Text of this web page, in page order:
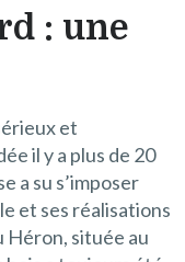
: une
et
il y a plus de 20
a su s’imposer
et ses réalisations
Héron, située au